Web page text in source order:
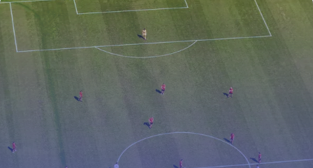
28 juin 2026